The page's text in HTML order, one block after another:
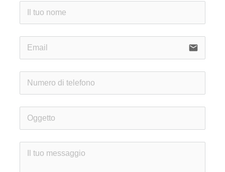
email